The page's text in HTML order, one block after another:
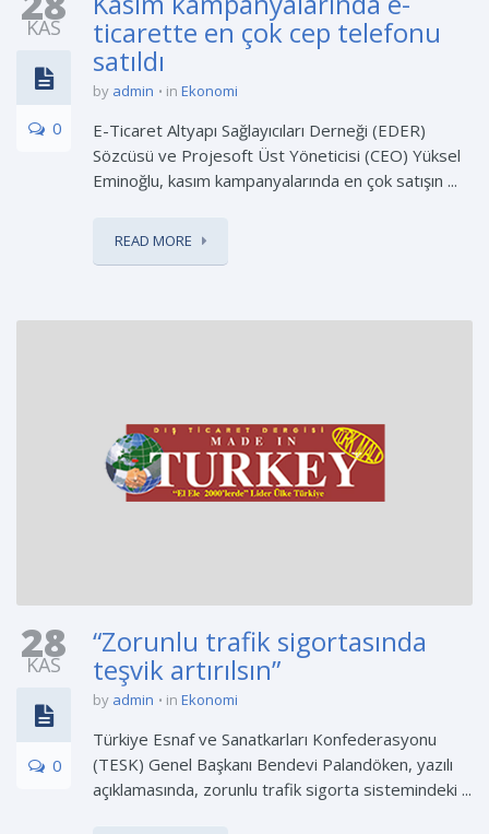
KAS
0
ticarette en çok cep telefonu
satıldı
by admin in Ekonomi
E-Ticaret Altyapı Sağlayıcıları Derneği (EDER)
Sözcüsü ve Projesoft Üst Yöneticisi (CEO) Yüksel
Eminoğlu, kasım kampanyalarında en çok satışın ...
READ MORE
28
KAS
0
“Zorunlu trafik sigortasında
teşvik artırılsın”
by admin in Ekonomi
Türkiye Esnaf ve Sanatkarları Konfederasyonu
(TESK) Genel Başkanı Bendevi Palandöken, yazılı
açıklamasında, zorunlu trafik sigorta sistemindeki ...